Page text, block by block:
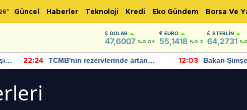
° Güncel Haberler Teknoloji Kredi Eko Gündem Borsa Ve
DOLAR
47,6007 %0.04
EURO
55,1418 %0.2
STERLIN
64,2731
22:24
TCMB'nin rezervlerinde artan
momentum devam ediyor
12:03
Bakan
için umut